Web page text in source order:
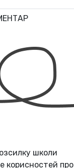
школи
корисностей про